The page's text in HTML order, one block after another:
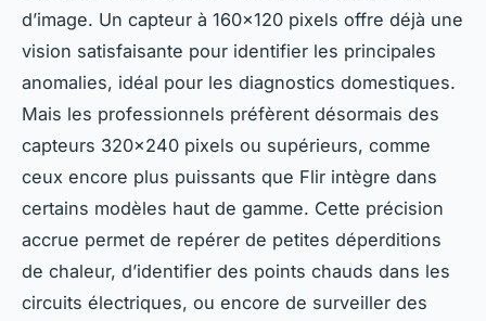
d’image. Un capteur à 160×120 pixels offre déjà une
vision satisfaisante pour identifier les principales
anomalies, idéal pour les diagnostics domestiques.
Mais les professionnels préfèrent désormais des
capteurs 320×240 pixels ou supérieurs, comme
ceux encore plus puissants que Flir intègre dans
certains modèles haut de gamme. Cette précision
accrue permet de repérer de petites déperditions
de chaleur, d’identifier des points chauds dans les
circuits électriques, ou encore de surveiller des